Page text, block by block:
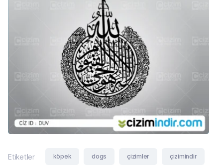
Etiketler köpek dogs çizimler çizimindir